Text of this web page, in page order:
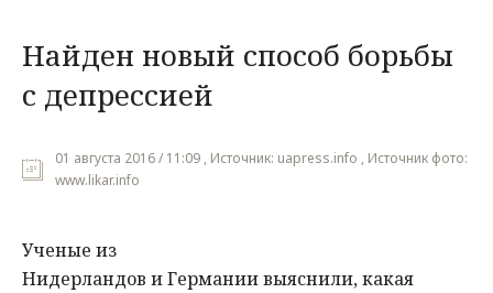
Найден новый способ борьбы
с депрессией
01 августа 2016 / 11:09 , Источник: uapress.info , Источник фото:
www.likar.info
Ученые из
Нидерландов и Германии выяснили, какая